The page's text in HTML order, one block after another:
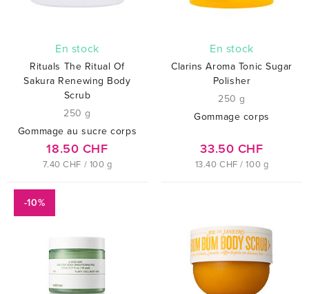
En stock
Rituals The Ritual Of
Sakura Renewing Body
Scrub
250 g
Gommage au sucre corps
18.50 CHF
7.40 CHF / 100 g
En stock
Clarins Aroma Tonic Sugar
Polisher
250 g
Gommage corps
33.50 CHF
13.40 CHF / 100 g
-10%